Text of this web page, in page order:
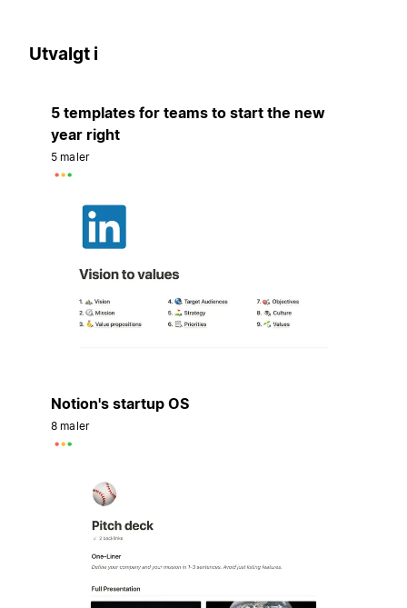
Utvalgt i
5 templates for teams to start the new
year right
5 maler
Notion's startup OS
8 maler